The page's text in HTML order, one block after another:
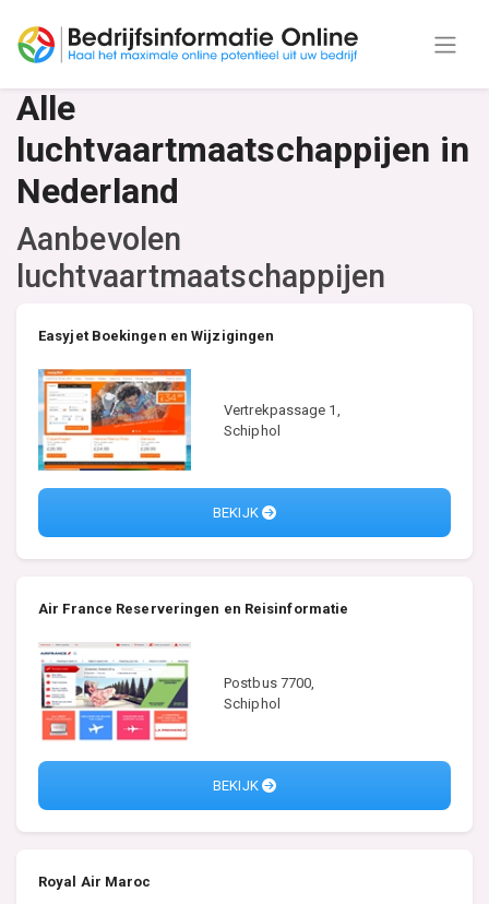
Alle
luchtvaartmaatschappijen in
Nederland
Aanbevolen
luchtvaartmaatschappijen
Easyjet Boekingen en Wijzigingen
Vertrekpassage 1,
Schiphol
BEKIJK
Air France Reserveringen en Reisinformatie
Postbus 7700,
Schiphol
BEKIJK
Royal Air Maroc